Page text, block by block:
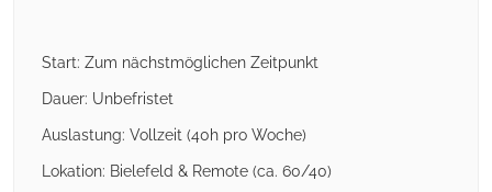
Start: Zum nächstmöglichen Zeitpunkt
Dauer: Unbefristet
Auslastung: Vollzeit (40h pro Woche)
Lokation: Bielefeld & Remote (ca. 60/40)